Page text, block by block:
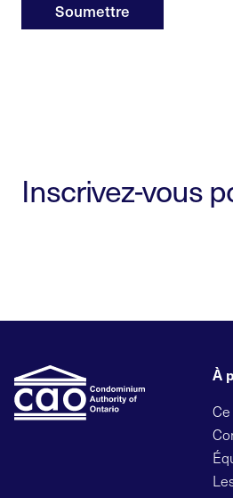
Soumettre
Inscrivez-vous
À